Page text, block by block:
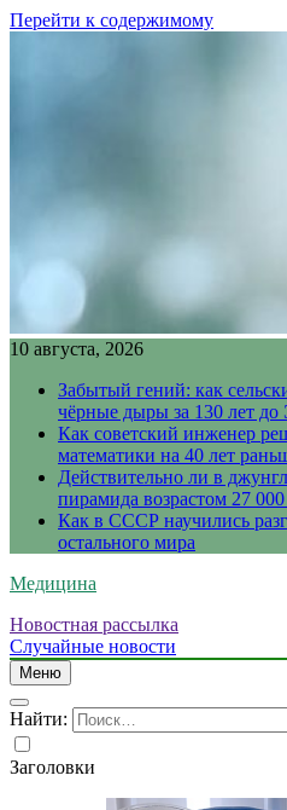
Перейти к содержимому
10 августа, 2026
Забытый гений: как
чёрные дыры за 130 лет
Как советский инженер
математики на 40 лет
Действительно ли в
пирамида возрастом 27 000
Как в СССР научились
остального мира
Медицина
Новостная рассылка
Случайные новости
Меню
Найти:
Заголовки